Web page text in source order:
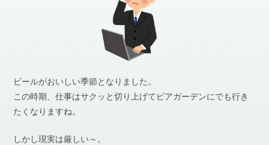
ビールがおいしい季節となりました。
この時期、仕事はサクッと切り上げてビアガーデンにでも行き
たくなりますね。
しかし現実は厳しい～。